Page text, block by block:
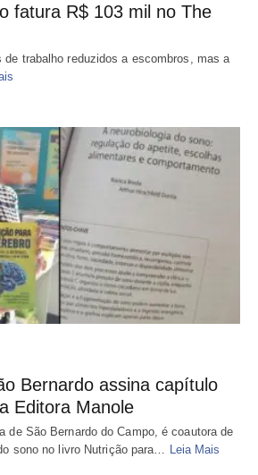
fatura R$ 103 mil no The
de trabalho reduzidos a escombros, mas a
Bernardo assina capítulo
Editora Manole
de São Bernardo do Campo, é coautora de
sono no livro Nutrição para… Leia Mais